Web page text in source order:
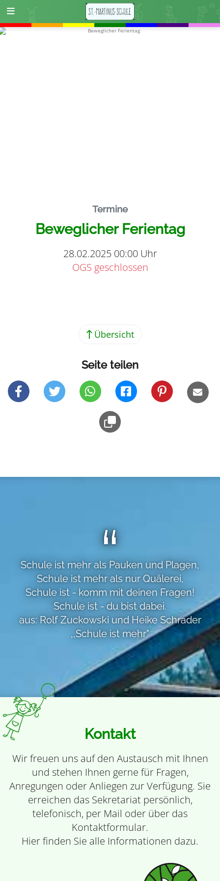
Termine
Beweglicher Ferientag
28.02.2025 00:00 Uhr
OGS geschlossen
Übersicht
Seite teilen
Schule ist mehr als Pauken und Plagen,
Schule ist mehr als nur Quälerei,
Schule ist - komm mit deinen Fragen!
Schule ist - du bist dabei.
aus: Rolf Zuckowski und Heike Schrader
,,Schule ist mehr"
Kontakt
Wir freuen uns auf den Austausch mit Ihnen
und stehen Ihnen gerne für Fragen,
Anregungen oder Anliegen zur Verfügung. Sie
erreichen das Sekretariat persönlich,
telefonisch, per Mail oder über das
Kontaktformular.
Hier finden Sie alle Informationen dazu.